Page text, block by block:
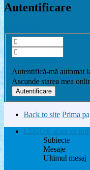
Autentificare
Autentifică-mă automat
Ascunde starea mea
Back to site Prima
LEGO® si tot ce
Subiecte
Mesaje
Ultimul mesaj